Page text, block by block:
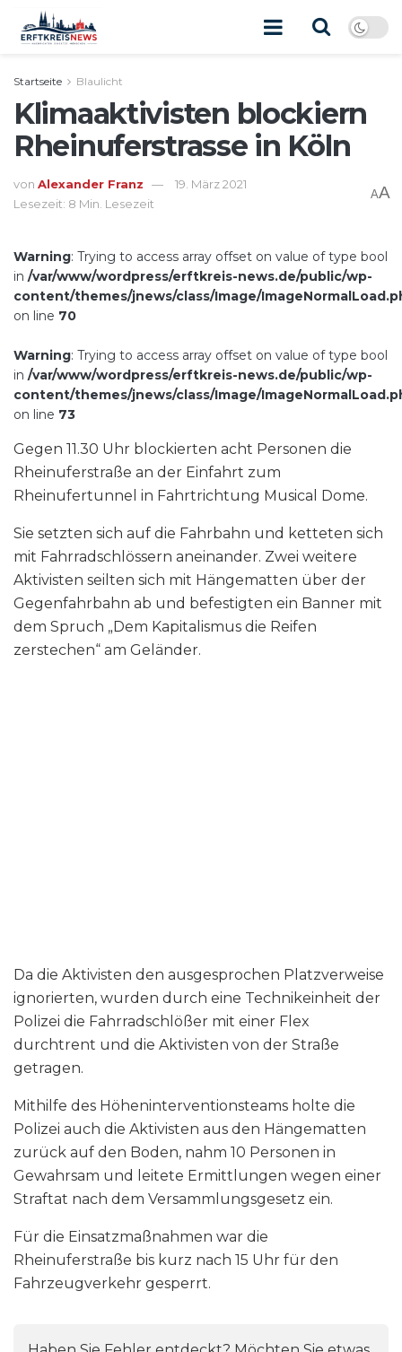
Startseite Blaulicht
Klimaaktivisten blockiern
Rheinuferstrasse in Köln
von Alexander Franz
19. März 2021
Lesezeit: 8 Min. Lesezeit
AA
Warning: Trying to access array offset on value of type bool
in /var/www/wordpress/erftkreis-news.de/public/wp-
content/themes/jnews/class/Image/
on line 70
Warning: Trying to access array offset on value of type bool
in /var/www/wordpress/erftkreis-news.de/public/wp-
content/themes/jnews/class/Image/
on line 73
Gegen 11.30 Uhr blockierten acht Personen die
Rheinuferstraße an der Einfahrt zum
Rheinufertunnel in Fahrtrichtung Musical Dome.
Sie setzten sich auf die Fahrbahn und ketteten sich
mit Fahrradschlössern aneinander. Zwei weitere
Aktivisten seilten sich mit Hängematten über der
Gegenfahrbahn ab und befestigten ein Banner mit
dem Spruch „Dem Kapitalismus die Reifen
zerstechen“ am Geländer.
Da die Aktivisten den ausgesprochen Platzverweise
ignorierten, wurden durch eine Technikeinheit der
Polizei die Fahrradschlößer mit einer Flex
durchtrent und die Aktivisten von der Straße
getragen.
Mithilfe des Höheninterventionsteams holte die
Polizei auch die Aktivisten aus den Hängematten
zurück auf den Boden, nahm 10 Personen in
Gewahrsam und leitete Ermittlungen wegen einer
Straftat nach dem Versammlungsgesetz ein.
Für die Einsatzmaßnahmen war die
Rheinuferstraße bis kurz nach 15 Uhr für den
Fahrzeugverkehr gesperrt.